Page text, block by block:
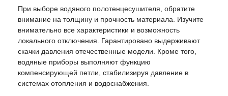
При выборе водяного полотенцесушителя, обратите
внимание на толщину и прочность материала. Изучите
внимательно все характеристики и возможность
локального отключения. Гарантировано выдерживают
скачки давления отечественные модели. Кроме того,
водяные приборы выполняют функцию
компенсирующей петли, стабилизируя давление в
системах отопления и водоснабжения.